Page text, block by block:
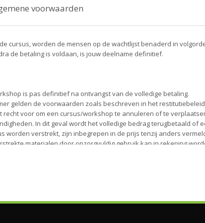
voorwaarden
cursus, worden de mensen op de wachtlijst benaderd in
de betaling is voldaan, is jouw deelname definitief.
is pas definitief na ontvangst van de volledige betaling.
gelden de voorwaarden zoals beschreven in het
recht voor om een cursus/workshop te annuleren of te
In dit geval wordt het volledige bedrag terugbetaald of
worden verstrekt, zijn inbegrepen in de prijs tenzij anders
materialen door onzorgvuldig gebruik kan in rekening
oorlog of andere onvoorziene gebeurtenissen.
zijn auteursrechtelijk beschermd en mogen niet worden